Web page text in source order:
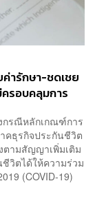
ารักษา-ชดเชย
รอบคลุมการ
กรณีหลักเกณฑ์การ
คธุรกิจประกันชีวิต
ตามสัญญาเพิ่มเติม
วิตได้ให้ความร่วม
(COVID-19)